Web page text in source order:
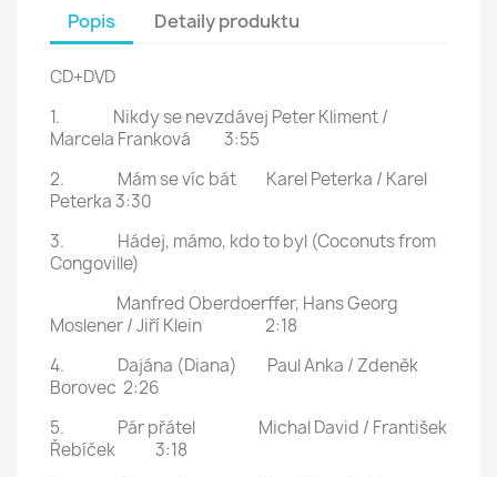
Popis Detaily produktu
CD+DVD
1. Nikdy se nevzdávej Peter Kliment /
Marcela Franková 3:55
2. Mám se víc bát Karel Peterka / Karel
Peterka 3:30
3. Hádej, mámo, kdo to byl (Coconuts from
Congoville)
Manfred Oberdoerffer, Hans Georg
Moslener / Jiří Klein 2:18
4. Dajána (Diana) Paul Anka / Zdeněk
Borovec 2:26
5. Pár přátel Michal David / František
Řebíček 3:18